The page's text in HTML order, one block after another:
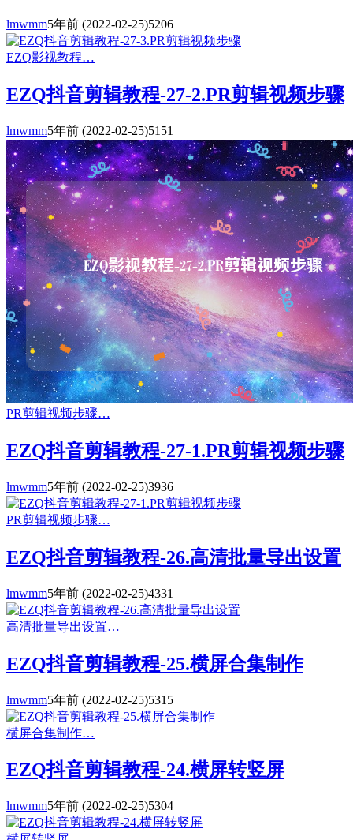
lmwmm5年前 (2022-02-25)5206
EZQ影视教程…
EZQ抖音剪辑教程-27-2.PR剪辑视频步骤
lmwmm5年前 (2022-02-25)5151
PR剪辑视频步骤…
EZQ抖音剪辑教程-27-1.PR剪辑视频步骤
lmwmm5年前 (2022-02-25)3936
PR剪辑视频步骤…
EZQ抖音剪辑教程-26.高清批量导出设置
lmwmm5年前 (2022-02-25)4331
高清批量导出设置…
EZQ抖音剪辑教程-25.横屏合集制作
lmwmm5年前 (2022-02-25)5315
横屏合集制作…
EZQ抖音剪辑教程-24.横屏转竖屏
lmwmm5年前 (2022-02-25)5304